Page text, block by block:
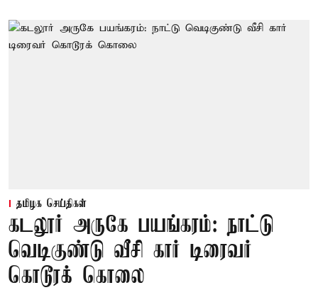
தமிழக செய்திகள்
கடலூர் அருகே பயங்கரம்: நாட்டு
வெடிகுண்டு வீசி கார் டிரைவர்
கொடூரக் கொலை